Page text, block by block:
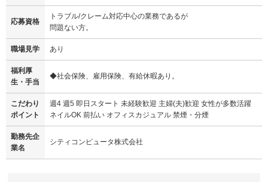
応募資格
トラブル/クレーム対応中心の業務であるが
問題ない方。
職場見学 あり
福利厚
生・手当
◆社会保険、雇用保険、有給休暇あり。
こだわり
ポイント
週4 週5 即日スタート 未経験歓迎 主婦(夫)歓迎 女性が多数活躍
ネイルOK 前払い オフィスカジュアル 禁煙・分煙
勤務先企
業名
シティコンピュータ株式会社